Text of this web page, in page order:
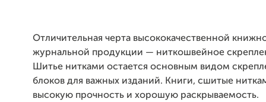
Отличительная черта высококачественной
журнальной продукции — ниткошвейное
Шитье нитками остается основным видом
блоков для важных изданий. Книги, сшитые
высокую прочность и хорошую раскрываемость.